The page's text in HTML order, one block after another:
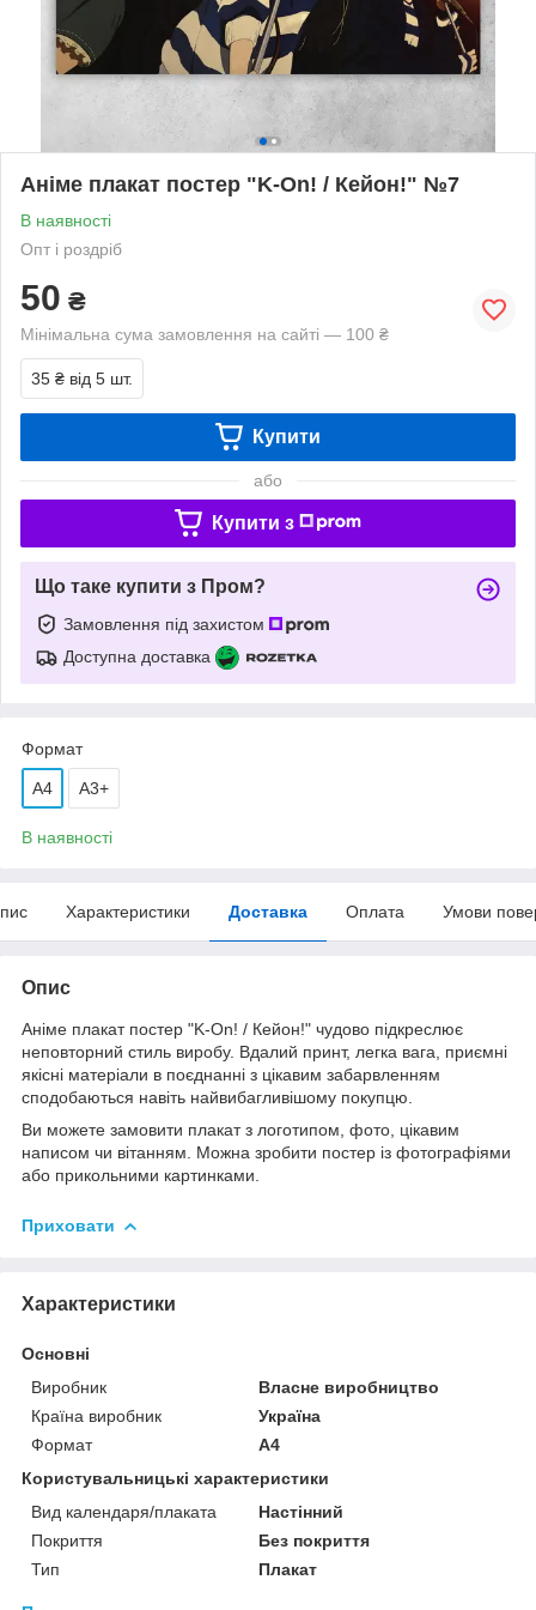
Аніме плакат постер "K-On! / Кейон!" №7
В наявності
Опт і роздріб
50 ₴
Мінімальна сума замовлення на сайті — 100 ₴
35 ₴ від 5 шт.
Купити
або
Купити з
Що таке купити з Пром?
Замовлення під захистом
Доступна доставка
Формат
A4 А3+
В наявності
Характеристики Доставка Оплата Умови
Опис
Аніме плакат постер "K-On! / Кейон!" чудово підкреслює
неповторний стиль виробу. Вдалий принт, легка вага, приємні
якісні матеріали в поєднанні з цікавим забарвленням
сподобаються навіть найвибагливішому покупцю.
Ви можете замовити плакат з логотипом, фото, цікавим
написом чи вітанням. Можна зробити постер із фотографіями
або прикольними картинками.
Приховати
Характеристики
Основні
Виробник
Власне виробництво
Країна виробник
Україна
Формат
A4
Користувальницькі характеристики
Вид календаря/плаката
Настінний
Покриття
Без покриття
Тип
Плакат